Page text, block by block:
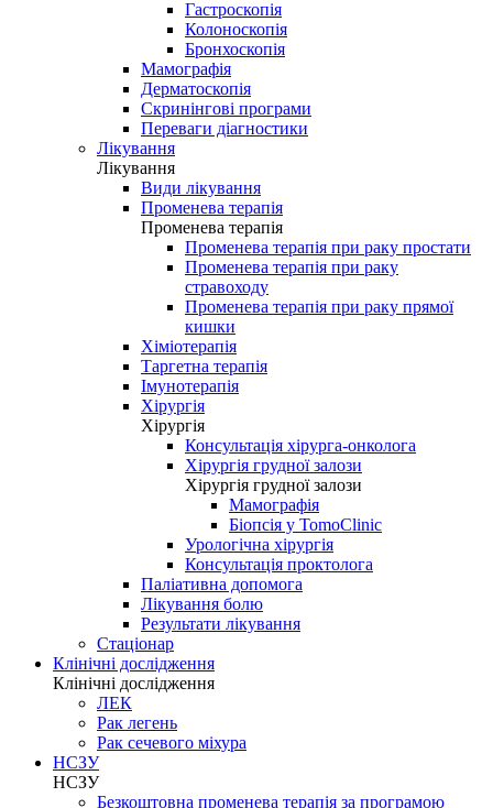
Гастроскопія
Колоноскопія
Бронхоскопія
Мамографія
Дерматоскопія
Скринінгові програми
Переваги діагностики
Лікування
Лікування
Види лікування
Променева терапія
Променева терапія
Променева терапія при раку простати
Променева терапія при раку
стравоходу
Променева терапія при раку прямої
кишки
Хіміотерапія
Таргетна терапія
Імунотерапія
Хірургія
Хірургія
Консультація хірурга-онколога
Хірургія грудної залози
Хірургія грудної залози
Мамографія
Біопсія у TomoClinic
Урологічна хірургія
Консультація проктолога
Паліативна допомога
Лікування болю
Результати лікування
Стаціонар
Клінічні дослідження
Клінічні дослідження
ЛЕК
Рак легень
Рак сечевого міхура
НСЗУ
НСЗУ
Безкоштовна променева терапія за програмою